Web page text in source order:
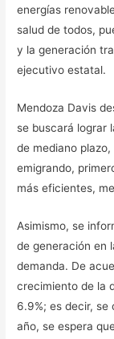
energías
salud de todos,
y la generación
ejecutivo estatal.
Mendoza Davis
se buscará lograr
de mediano
emigrando,
más eficientes,
Asimismo, se
de generación en
demanda. De
crecimiento de la
6.9%; es decir,
año, se espera